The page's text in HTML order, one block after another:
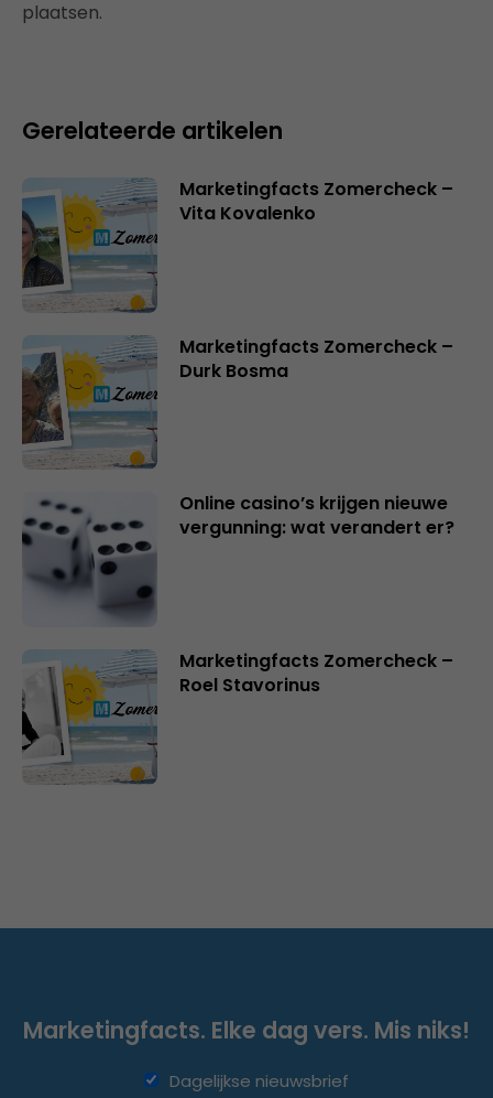
plaatsen.
Gerelateerde artikelen
Marketingfacts Zomercheck –
Vita Kovalenko
Marketingfacts Zomercheck –
Durk Bosma
Online casino’s krijgen nieuwe
vergunning: wat verandert er?
Marketingfacts Zomercheck –
Roel Stavorinus
Marketingfacts. Elke dag vers. Mis niks!
Dagelijkse nieuwsbrief